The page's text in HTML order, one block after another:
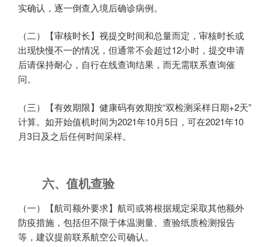
实确认，逐一倒查入境后确诊病例。
（二）【审核时长】视提交时间和总量而定，审核时长或
出现快慢不一的情况，但通常不会超过12小时，提交申请
后请保持耐心，自行在线查询结果，而无需联系查询催
问。
（三）【有效期限】健康码有效期按“双检测采样日期+2天”
计算。如开始值机时间为2021年10月5日，可在2021年10
月3日及之后任何时间采样。
六、值机查验
（一）【航司额外要求】航司或将根据规定采取其他额外
防疫措施，包括但不限于体温测量、查验纸质检测报告
等，建议提前联系航空公司确认。